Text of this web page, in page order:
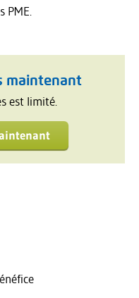
maintenant
est limité.